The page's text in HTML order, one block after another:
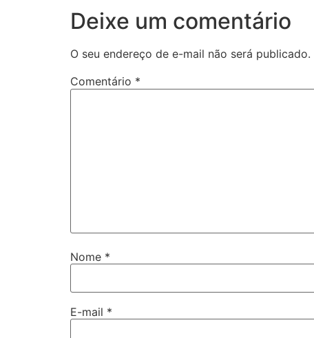
Deixe um comentário
O seu endereço de e-mail não será publicado.
Comentário *
Nome *
E-mail *